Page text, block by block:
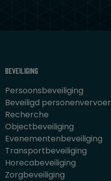
Beveiliging
Persoonsbeveiliging
Beveiligd personenvervoer
Recherche
Objectbeveiliging
Evenementenbeveiliging
Transportbeveiliging
Horecabeveiliging
Zorgbeveiliging